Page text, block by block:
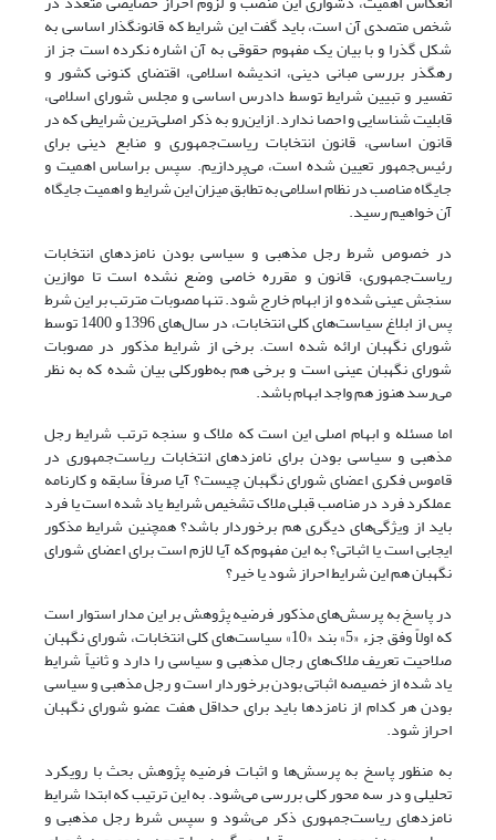
شخص متصدی آن است، باید گفت این شرایط که قانونگذار اساسی به
شکل گذرا و با بیان یک مفهوم حقوقی به آن اشاره نکرده است جز از
رهگذر بررسی مبانی دینی، اندیشه اسلامی، اقتضای کنونی کشور و
تفسیر و تبیین شرایط توسط دادرس اساسی و مجلس شورای اسلامی،
قابلیت شناسایی و احصا ندارد. ازاین‌رو به ذکر اصلی‌ترین شرایطی که در
قانون اساسی، قانون انتخابات ریاست‌جمهوری و منابع دینی برای
رئیس‌جمهور تعیین شده است، می‌پردازیم. سپس بر‌اساس اهمیت و
جایگاه مناصب در نظام اسلامی به تطابق میزان این شرایط و اهمیت جایگاه
آن خواهیم رسید.
در خصوص شرط رجل مذهبی و سیاسی بودن نامزدهای انتخابات
ریاست‌جمهوری، قانون و مقرره خاصی وضع نشده است تا موازین
سنجش عینی شده و از ابهام خارج شود. تنها مصوبات مترتب بر این شرط
پس از ابلاغ سیاست‌های کلی انتخابات، در سال‌های 1396 و 1400 توسط
شورای نگهبان ارائه شده است. برخی از شرایط مذکور در مصوبات
شورای نگهبان عینی است و برخی هم به‌طور‌کلی بیان شده که به نظر
می‌رسد هنوز هم واجد ابهام باشد.
اما مسئله و ابهام اصلی این است که ملاک و سنجه ترتب شرایط رجل
مذهبی و سیاسی بودن برای نامزدهای انتخابات ریاست‌جمهوری در
قاموس فکری اعضای شورای نگهبان چیست؟ آیا صرفاً سابقه و کارنامه
عملکرد فرد در مناصب قبلی ملاک تشخیص شرایط یاد شده است یا فرد
باید از ویژگی‌های دیگری هم برخوردار باشد؟ همچنین شرایط مذکور
ایجابی است یا اثباتی؟ به این مفهوم که آیا لازم است برای اعضای شورای
نگهبان هم این شرایط احراز شود یا خیر؟
در پاسخ به پرسش‌های مذکور فرضیه‌ پژوهش بر این مدار استوار است
که اولاً وفق جزء «5» بند «10» سیاست‌های کلی انتخابات، شورای نگهبان
صلاحیت تعریف ملاک‌های رجال مذهبی و سیاسی را دارد و ثانیاً شرایط
یاد شده از خصیصه اثباتی بودن برخوردار است و رجل مذهبی و سیاسی
بودن هر کدام از نامزدها باید برای حداقل هفت عضو شورای نگهبان
احراز شود.
به منظور پاسخ به پرسش‌ها و اثبات فرضیه پژوهش بحث با رویکرد
تحلیلی و در سه محور کلی بررسی می‌شود. به این ترتیب که ابتدا شرایط
نامزدهای ریاست‌جمهوری ذکر می‌شود و سپس شرط رجل مذهبی و